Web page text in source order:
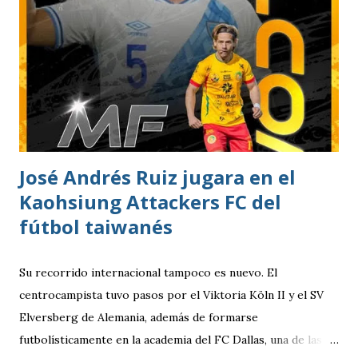
José Andrés Ruiz jugara en el
Kaohsiung Attackers FC del
fútbol taiwanés
Su recorrido internacional tampoco es nuevo. El
centrocampista tuvo pasos por el Viktoria Köln II y el SV
Elversberg de Alemania, además de formarse
futbolísticamente en la academia del FC Dallas, una de las